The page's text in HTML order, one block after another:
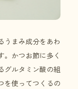
うまみ成分をあわ
。かつお節に多く
グルタミン酸の組
を使ってつくるの